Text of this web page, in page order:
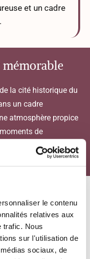
le contenu
relatives aux
trafic. Nous
sur l'utilisation de
sociaux, de
et un cadre
la cité historique du
un cadre
atmosphère propice
de
la joie peuvent